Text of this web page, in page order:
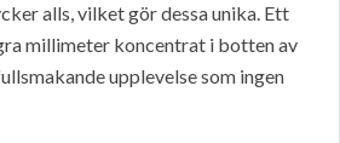
alls, vilket gör dessa unika. Ett
millimeter koncentrat i botten av
upplevelse som ingen